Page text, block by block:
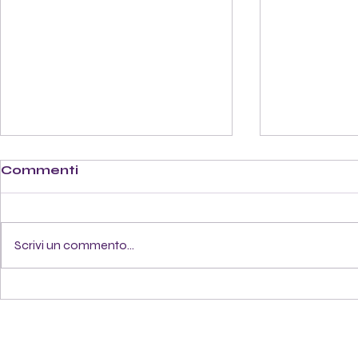
Commenti
Scrivi un commento...